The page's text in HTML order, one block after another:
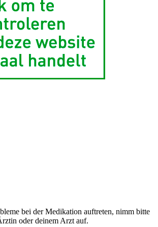
bei der Medikation auftreten, nimm bitte
oder deinem Arzt auf.